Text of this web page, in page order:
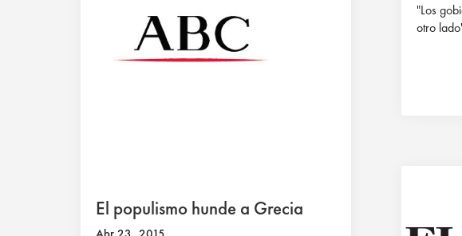
El populismo hunde a Grecia
"Los
otro